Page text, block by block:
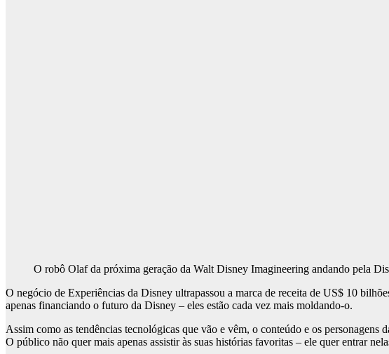
O robô Olaf da próxima geração da Walt Disney Imagineering andando pela
O negócio de Experiências da Disney ultrapassou a marca de receita de US$ 10
apenas financiando o futuro da Disney – eles estão cada vez mais moldando-o.
Assim como as tendências tecnológicas que vão e vêm, o conteúdo e os
O público não quer mais apenas assistir às suas histórias favoritas – ele quer entrar